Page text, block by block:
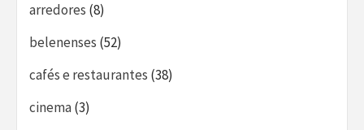
arredores (8)
belenenses (52)
cafés e restaurantes (38)
cinema(3)